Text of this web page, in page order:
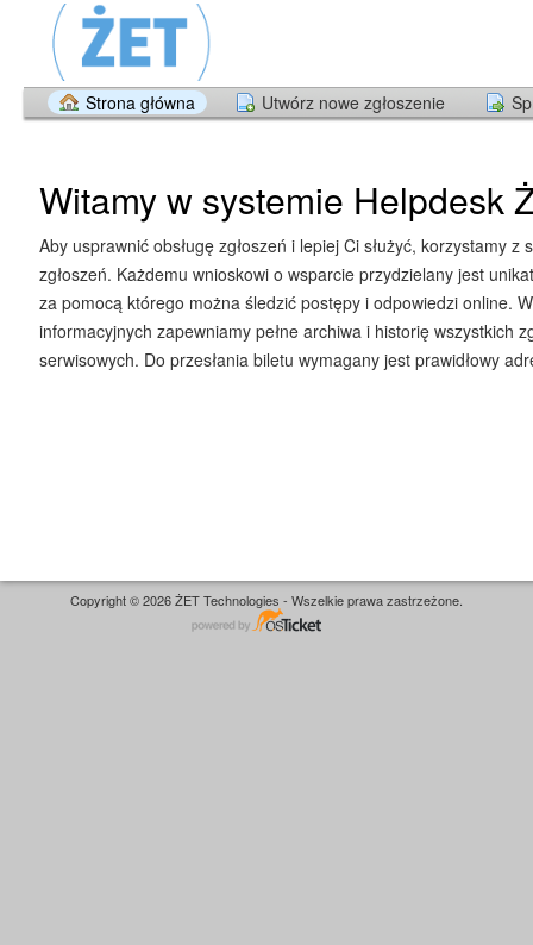
Strona główna Utwórz nowe zgłoszenie
Witamy w systemie Helpdesk
Aby usprawnić obsługę zgłoszeń i lepiej Ci służyć, korzystamy z
zgłoszeń. Każdemu wnioskowi o wsparcie przydzielany jest
za pomocą którego można śledzić postępy i odpowiedzi online.
informacyjnych zapewniamy pełne archiwa i historię wszystkich
serwisowych. Do przesłania biletu wymagany jest prawidłowy
Copyright © 2026 ŻET Technologies - Wszelkie prawa zastrzeżone.